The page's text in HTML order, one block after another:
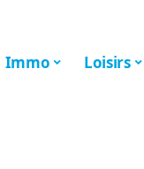
Immo Loisirs